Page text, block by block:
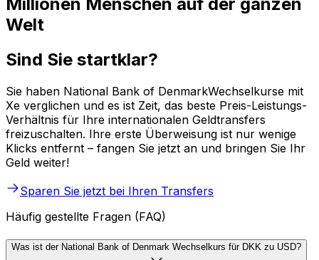
Welt
Sind Sie startklar?
Sie haben National Bank of DenmarkWechselkurse mit
Xe verglichen und es ist Zeit, das beste Preis-Leistungs-
Verhältnis für Ihre internationalen Geldtransfers
freizuschalten. Ihre erste Überweisung ist nur wenige
Klicks entfernt – fangen Sie jetzt an und bringen Sie Ihr
Geld weiter!
Sparen Sie jetzt bei Ihren Transfers
Häufig gestellte Fragen (FAQ)
Was ist der National Bank of Denmark Wechselkurs für DKK zu USD?